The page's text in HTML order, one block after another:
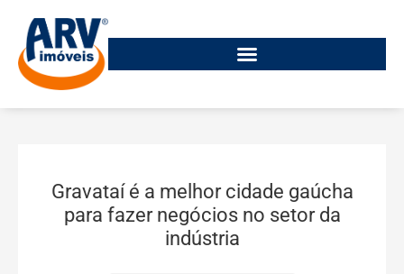
Gravataí é a melhor cidade gaúcha
para fazer negócios no setor da
indústria